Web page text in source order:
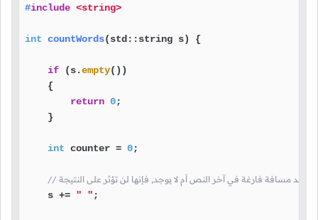
#include <string>
int countWords(std::string s) {
if (s.empty())
    {
return 0;
    }
int counter = 0;
يوجد مسافة فارغة في آخر النص أم لا يوجد, فإنها لن تؤثر على النتيجة
    s +=
" " ;